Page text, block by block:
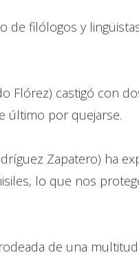
de filólogos y
Flórez) castigó con
último por quejarse.
Zapatero) ha
lo que nos
de una